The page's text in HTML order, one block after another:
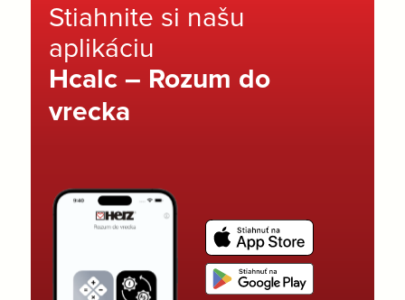
Stiahnite si našu
aplikáciu
Hcalc – Rozum do
vrecka